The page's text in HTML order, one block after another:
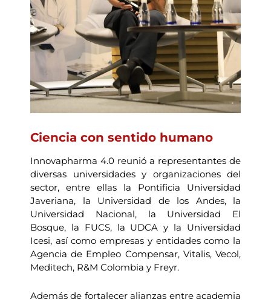
Ciencia con sentido humano
Innovapharma 4.0 reunió a representantes de
diversas universidades y organizaciones del
sector, entre ellas la Pontificia Universidad
Javeriana, la Universidad de los Andes, la
Universidad Nacional, la Universidad El
Bosque, la FUCS, la UDCA y la Universidad
Icesi, así como empresas y entidades como la
Agencia de Empleo Compensar, Vitalis, Vecol,
Meditech, R&M Colombia y Freyr.
Además de fortalecer alianzas entre academia